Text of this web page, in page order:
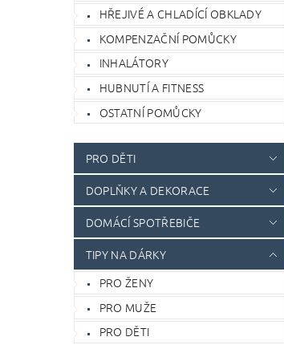
HŘEJIVÉ A CHLADÍCÍ OBKLADY
KOMPENZAČNÍ POMŮCKY
INHALÁTORY
HUBNUTÍ A FITNESS
OSTATNÍ POMŮCKY
PRO DĚTI
DOPLŇKY A DEKORACE
DOMÁCÍ SPOTŘEBIČE
TIPY NA DÁRKY
PRO ŽENY
PRO MUŽE
PRO DĚTI